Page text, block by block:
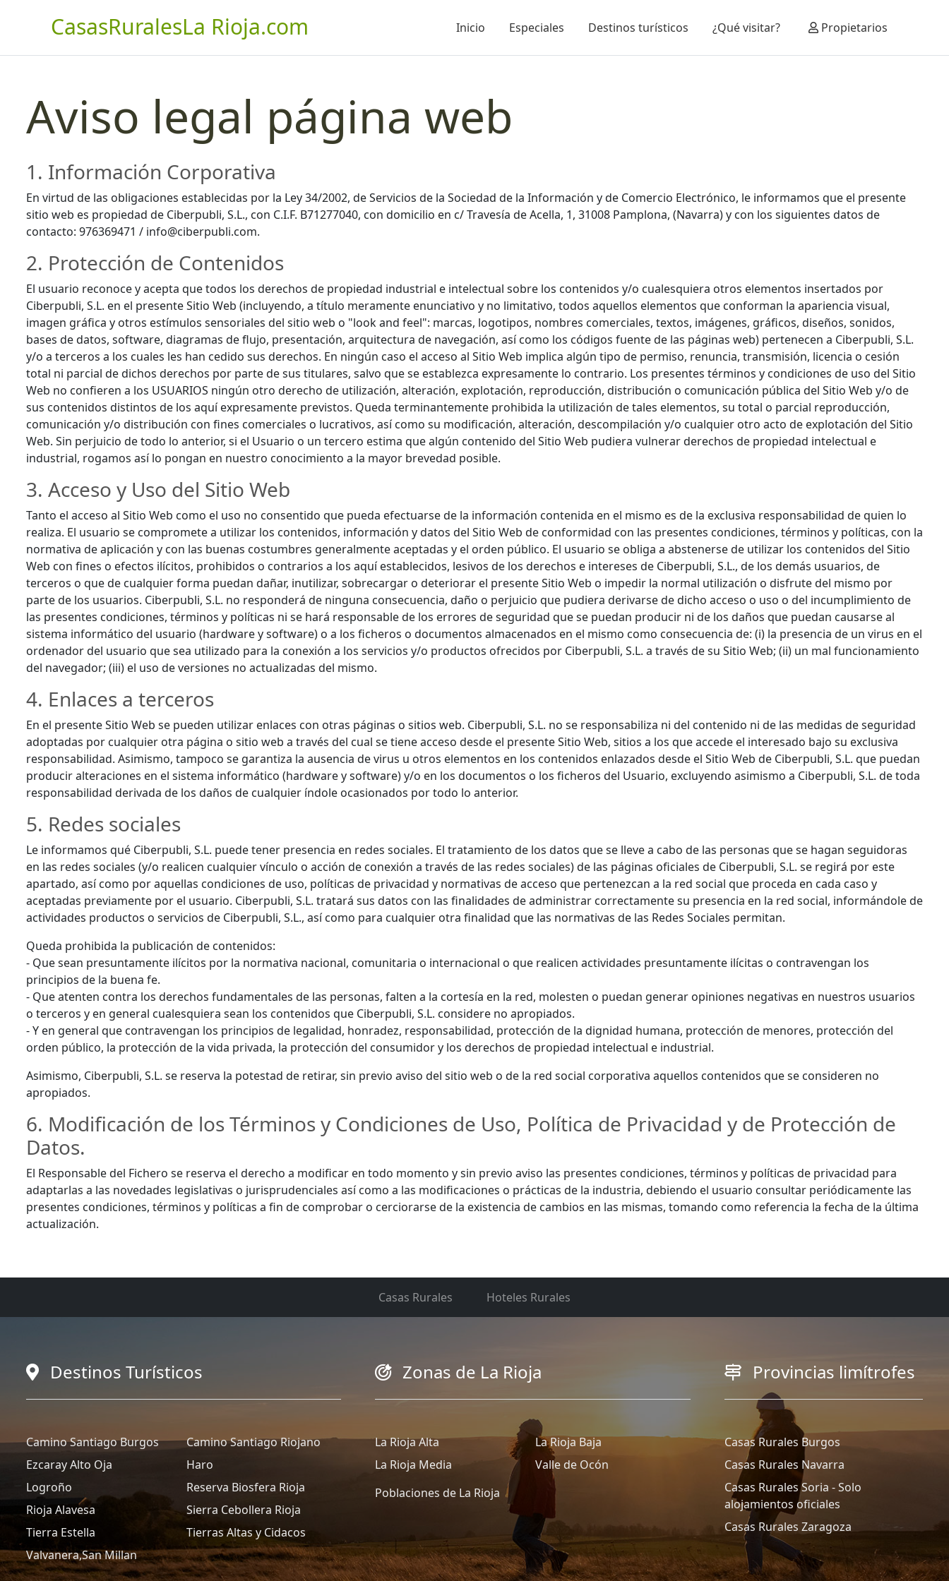
CasasRuralesLa Rioja.com Inicio Especiales Destinos turísticos ¿Qué visitar? Propietarios
Aviso legal página web
1. Información Corporativa
En virtud de las obligaciones establecidas por la Ley 34/2002, de Servicios de la Sociedad de la Información y de Comercio Electrónico, le informamos que el presente
sitio web es propiedad de Ciberpubli, S.L., con C.I.F. B71277040, con domicilio en c/ Travesía de Acella, 1, 31008 Pamplona, (Navarra) y con los siguientes datos de
contacto: 976369471 / info@ciberpubli.com.
2. Protección de Contenidos
El usuario reconoce y acepta que todos los derechos de propiedad industrial e intelectual sobre los contenidos y/o cualesquiera otros elementos insertados por
Ciberpubli, S.L. en el presente Sitio Web (incluyendo, a título meramente enunciativo y no limitativo, todos aquellos elementos que conforman la apariencia visual,
imagen gráfica y otros estímulos sensoriales del sitio web o "look and feel": marcas, logotipos, nombres comerciales, textos, imágenes, gráficos, diseños, sonidos,
bases de datos, software, diagramas de flujo, presentación, arquitectura de navegación, así como los códigos fuente de las páginas web) pertenecen a Ciberpubli, S.L.
y/o a terceros a los cuales les han cedido sus derechos. En ningún caso el acceso al Sitio Web implica algún tipo de permiso, renuncia, transmisión, licencia o cesión
total ni parcial de dichos derechos por parte de sus titulares, salvo que se establezca expresamente lo contrario. Los presentes términos y condiciones de uso del Sitio
Web no confieren a los USUARIOS ningún otro derecho de utilización, alteración, explotación, reproducción, distribución o comunicación pública del Sitio Web y/o de
sus contenidos distintos de los aquí expresamente previstos. Queda terminantemente prohibida la utilización de tales elementos, su total o parcial reproducción,
comunicación y/o distribución con fines comerciales o lucrativos, así como su modificación, alteración, descompilación y/o cualquier otro acto de explotación del Sitio
Web. Sin perjuicio de todo lo anterior, si el Usuario o un tercero estima que algún contenido del Sitio Web pudiera vulnerar derechos de propiedad intelectual e
industrial, rogamos así lo pongan en nuestro conocimiento a la mayor brevedad posible.
3. Acceso y Uso del Sitio Web
Tanto el acceso al Sitio Web como el uso no consentido que pueda efectuarse de la información contenida en el mismo es de la exclusiva responsabilidad de quien lo
realiza. El usuario se compromete a utilizar los contenidos, información y datos del Sitio Web de conformidad con las presentes condiciones, términos y políticas, con la
normativa de aplicación y con las buenas costumbres generalmente aceptadas y el orden público. El usuario se obliga a abstenerse de utilizar los contenidos del Sitio
Web con fines o efectos ilícitos, prohibidos o contrarios a los aquí establecidos, lesivos de los derechos e intereses de Ciberpubli, S.L., de los demás usuarios, de
terceros o que de cualquier forma puedan dañar, inutilizar, sobrecargar o deteriorar el presente Sitio Web o impedir la normal utilización o disfrute del mismo por
parte de los usuarios. Ciberpubli, S.L. no responderá de ninguna consecuencia, daño o perjuicio que pudiera derivarse de dicho acceso o uso o del incumplimiento de
las presentes condiciones, términos y políticas ni se hará responsable de los errores de seguridad que se puedan producir ni de los daños que puedan causarse al
sistema informático del usuario (hardware y software) o a los ficheros o documentos almacenados en el mismo como consecuencia de: (i) la presencia de un virus en el
ordenador del usuario que sea utilizado para la conexión a los servicios y/o productos ofrecidos por Ciberpubli, S.L. a través de su Sitio Web; (ii) un mal funcionamiento
del navegador; (iii) el uso de versiones no actualizadas del mismo.
4. Enlaces a terceros
En el presente Sitio Web se pueden utilizar enlaces con otras páginas o sitios web. Ciberpubli, S.L. no se responsabiliza ni del contenido ni de las medidas de seguridad
adoptadas por cualquier otra página o sitio web a través del cual se tiene acceso desde el presente Sitio Web, sitios a los que accede el interesado bajo su exclusiva
responsabilidad. Asimismo, tampoco se garantiza la ausencia de virus u otros elementos en los contenidos enlazados desde el Sitio Web de Ciberpubli, S.L. que puedan
producir alteraciones en el sistema informático (hardware y software) y/o en los documentos o los ficheros del Usuario, excluyendo asimismo a Ciberpubli, S.L. de toda
responsabilidad derivada de los daños de cualquier índole ocasionados por todo lo anterior.
5. Redes sociales
Le informamos qué Ciberpubli, S.L. puede tener presencia en redes sociales. El tratamiento de los datos que se lleve a cabo de las personas que se hagan seguidoras
en las redes sociales (y/o realicen cualquier vínculo o acción de conexión a través de las redes sociales) de las páginas oficiales de Ciberpubli, S.L. se regirá por este
apartado, así como por aquellas condiciones de uso, políticas de privacidad y normativas de acceso que pertenezcan a la red social que proceda en cada caso y
aceptadas previamente por el usuario. Ciberpubli, S.L. tratará sus datos con las finalidades de administrar correctamente su presencia en la red social, informándole de
actividades productos o servicios de Ciberpubli, S.L., así como para cualquier otra finalidad que las normativas de las Redes Sociales permitan.
Queda prohibida la publicación de contenidos:
- Que sean presuntamente ilícitos por la normativa nacional, comunitaria o internacional o que realicen actividades presuntamente ilícitas o contravengan los
principios de la buena fe.
- Que atenten contra los derechos fundamentales de las personas, falten a la cortesía en la red, molesten o puedan generar opiniones negativas en nuestros usuarios
o terceros y en general cualesquiera sean los contenidos que Ciberpubli, S.L. considere no apropiados.
- Y en general que contravengan los principios de legalidad, honradez, responsabilidad, protección de la dignidad humana, protección de menores, protección del
orden público, la protección de la vida privada, la protección del consumidor y los derechos de propiedad intelectual e industrial.
Asimismo, Ciberpubli, S.L. se reserva la potestad de retirar, sin previo aviso del sitio web o de la red social corporativa aquellos contenidos que se consideren no
apropiados.
6. Modificación de los Términos y Condiciones de Uso, Política de Privacidad y de Protección de
Datos.
El Responsable del Fichero se reserva el derecho a modificar en todo momento y sin previo aviso las presentes condiciones, términos y políticas de privacidad para
adaptarlas a las novedades legislativas o jurisprudenciales así como a las modificaciones o prácticas de la industria, debiendo el usuario consultar periódicamente las
presentes condiciones, términos y políticas a fin de comprobar o cerciorarse de la existencia de cambios en las mismas, tomando como referencia la fecha de la última
actualización.
Casas Rurales Hoteles Rurales
Destinos Turísticos
Camino Santiago Burgos
Camino Santiago Riojano
Ezcaray Alto Oja
Haro
Logroño
Reserva Biosfera Rioja
Rioja Alavesa
Sierra Cebollera Rioja
Tierra Estella
Tierras Altas y Cidacos
Valvanera,San Millan
Zonas de La Rioja
La Rioja Alta
La Rioja Baja
La Rioja Media
Valle de Ocón
Poblaciones de La Rioja
Provincias limítrofes
Casas Rurales Burgos
Casas Rurales Navarra
Casas Rurales Soria - Solo
alojamientos oficiales
Casas Rurales Zaragoza